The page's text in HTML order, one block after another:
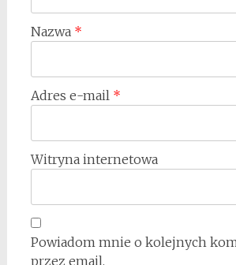
Nazwa *
Adres e-mail *
Witryna internetowa
Powiadom mnie o kolejnych
przez email.